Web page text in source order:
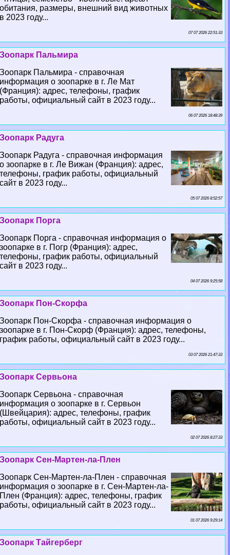
обитания, размеры, внешний вид животных
в 2023 году...
07 07 2026 22:51:33
Зоопарк Пальмира
Зоопарк Пальмира - справочная
информация о зоопарке в г. Ле Мат
(Франция): адрес, телефоны, график
работы, официальный сайт в 2023 году...
06 07 2026 18:48:39
Зоопарк Радуга
Зоопарк Радуга - справочная информация
о зоопарке в г. Ле Вижан (Франция): адрес,
телефоны, график работы, официальный
сайт в 2023 году...
05 07 2026 8:52:57
Зоопарк Порга
Зоопарк Порга - справочная информация о
зоопарке в г. Погр (Франция): адрес,
телефоны, график работы, официальный
сайт в 2023 году...
04 07 2026 9:25:58
Зоопарк Пон-Скорфа
Зоопарк Пон-Скорфа - справочная информация о
зоопарке в г. Пон-Скорф (Франция): адрес, телефоны,
график работы, официальный сайт в 2023 году...
03 07 2026 21:47:33
Зоопарк Сервьона
Зоопарк Сервьона - справочная
информация о зоопарке в г. Сервьон
(Швейцария): адрес, телефоны, график
работы, официальный сайт в 2023 году...
02 07 2026 8:27:33
Зоопарк Сен-Мартен-ла-Плен
Зоопарк Сен-Мартен-ла-Плен - справочная
информация о зоопарке в г. Сен-Мартен-ла-
Плен (Франция): адрес, телефоны, график
работы, официальный сайт в 2023 году...
01 07 2026 9:29:14
Зоопарк Тайгерберг